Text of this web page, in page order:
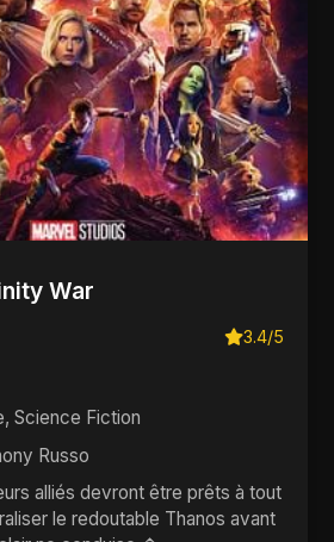
War
3.4/5
Science Fiction
Russo
alliés devront être prêts à tout
le redoutable Thanos avant